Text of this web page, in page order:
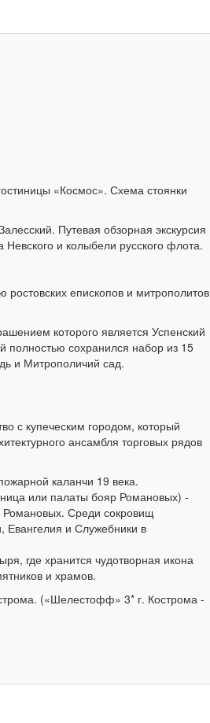
«Космос». Схема стоянки
Путевая обзорная экскурсия
и колыбели русского флота.
ростовских епископов и митрополитов
которого является Успенский
полностью сохранился набор из 15
и Митрополичий сад.
с купеческим городом, который
ансамбля торговых рядов
каланчи 19 века.
или палаты бояр Романовых) -
Романовых. Среди сокровищ
Евангелия и Служебники в
где хранится чудотворная икона
и храмов.
(«Шелестофф» 3* г. Кострома -